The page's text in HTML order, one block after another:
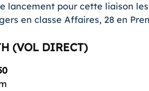
lancement pour cette liaison les
en classe Affaires, 28 en
(VOL DIRECT)